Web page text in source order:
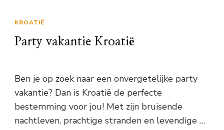
KROATIË
Party vakantie Kroatië
Ben je op zoek naar een onvergetelijke party
vakantie? Dan is Kroatië de perfecte
bestemming voor jou! Met zijn bruisende
nachtleven, prachtige stranden en levendige …